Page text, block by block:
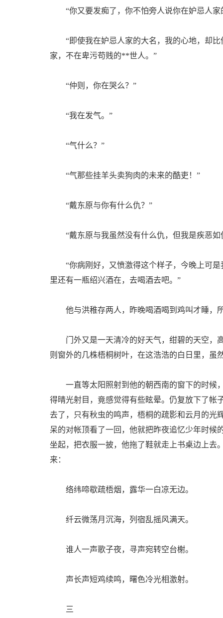
“你又要发痴了，你不怕旁人说你在妒忌人家
“即使我在妒忌人家的大名，我的心地，却比
家，不在卑污苟贱的**世人。”
“仲则，你在哭么？”
“我在发气。”
“气什么？”
“气那些挂羊头卖狗肉的未来的酷吏！”
“戴东原与你有什么仇？”
“戴东原与我虽然没有什么仇，但我是疾恶如
“你病刚好，又愤激得这个样子，今晚上可是
里还有一瓶绍兴酒在，去喝酒去吧。”
他与洪稚存两人，昨晚喝酒喝到鸡叫才睡，
门外又是一天清冷的好天气，绀碧的天空，
则窗外的几株梧桐树叶，在这浩浩的白日里，虽
一直等太阳照射到他的朝西南的窗下的时候
得晴光射目，竟感觉得有些眩晕。仍复放下了帐
去了，只有秋虫的鸣声，梧桐的疏影和云月的光
呆的对帐顶看了一回，他就把昨夜追忆少年时候
坐起，把衣服一披，他拖了鞋就走上书桌边上去
来：
络纬啼歇疏梧烟，露华一白凉无边。
纤云微荡月沉海，列宿乱摇风满天。
谁人一声歌子夜，寻声宛转空台榭。
声长声短鸡续鸣，曙色冷光相激射。
三